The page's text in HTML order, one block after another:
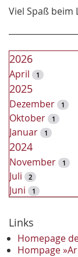
Viel Spaß beim
2026
April 1
2025
Dezember 1
Oktober 1
Januar 1
2024
November 1
Juli 2
Juni 1
Dezember
November 2
Oktober 1
Links
Homepage
Hompage